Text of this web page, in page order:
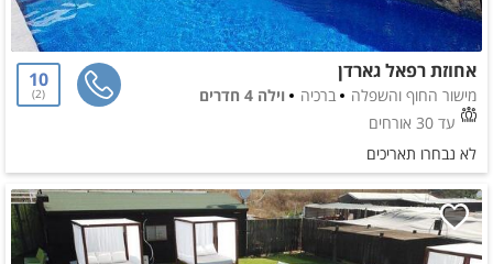
אחוזת רפאל גארדן
מישור החוף והשפלה ברכיה
וילה 4 חדרים
עד 30 אורחים
10
2
לא נבחרו תאריכים